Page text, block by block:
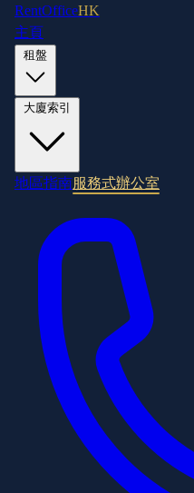
RentOfficeHK
主頁
地區指南服務式辦公室